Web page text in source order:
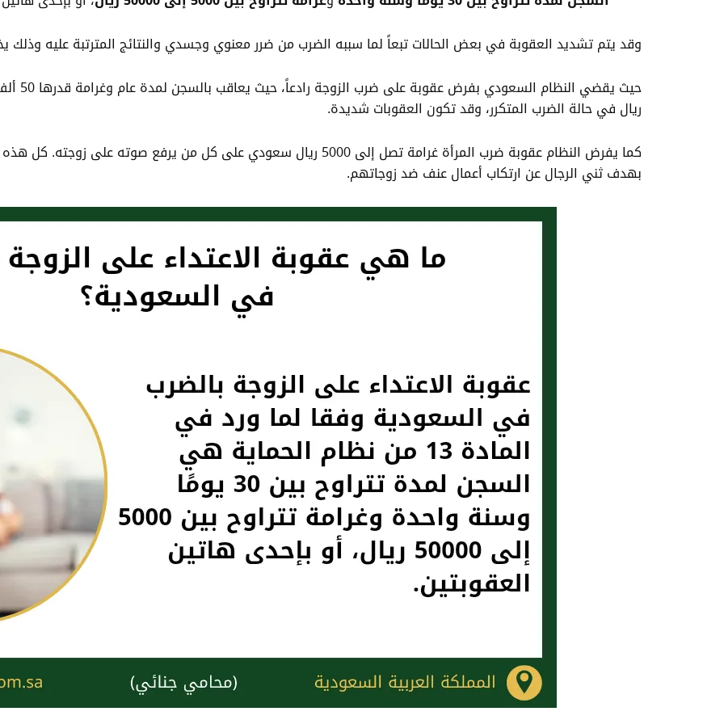
وقد يتم تشديد العقوبة في بعض الحالات تبعاً لما سببه الضرب من ضرر معنوي وجسدي والنتائج المترتبة عليه وذلك
ريال في حالة الضرب المتكرر، وقد تكون العقوبات شديدة.
كما يفرض النظام عقوبة ضرب المرأة غرامة تصل إلى 5000 ريال سعودي على كل من
بهدف ثني الرجال عن ارتكاب أعمال عنف ضد زوجاتهم.